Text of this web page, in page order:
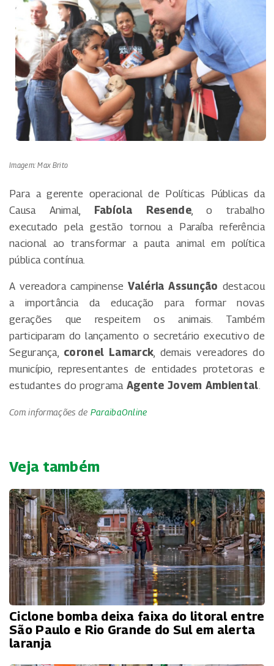
Imagem: Max Brito
Para a gerente operacional de Políticas Públicas da
Causa Animal, Fabíola Resende, o trabalho
executado pela gestão tornou a Paraíba referência
nacional ao transformar a pauta animal em política
pública contínua.
A vereadora campinenseValéria Assunção destacou
a importância da educação para formar novas
gerações que respeitem os animais. Também
participaram do lançamento o secretário executivo de
Segurança, coronel Lamarck , demais vereadores do
município, representantes de entidades protetoras e
estudantes do programa Agente Jovem Ambiental
Com informações de ParaibaOnline
Veja também
Ciclone bomba deixa faixa do litoral entre
São Paulo e Rio Grande do Sul em alerta
laranja